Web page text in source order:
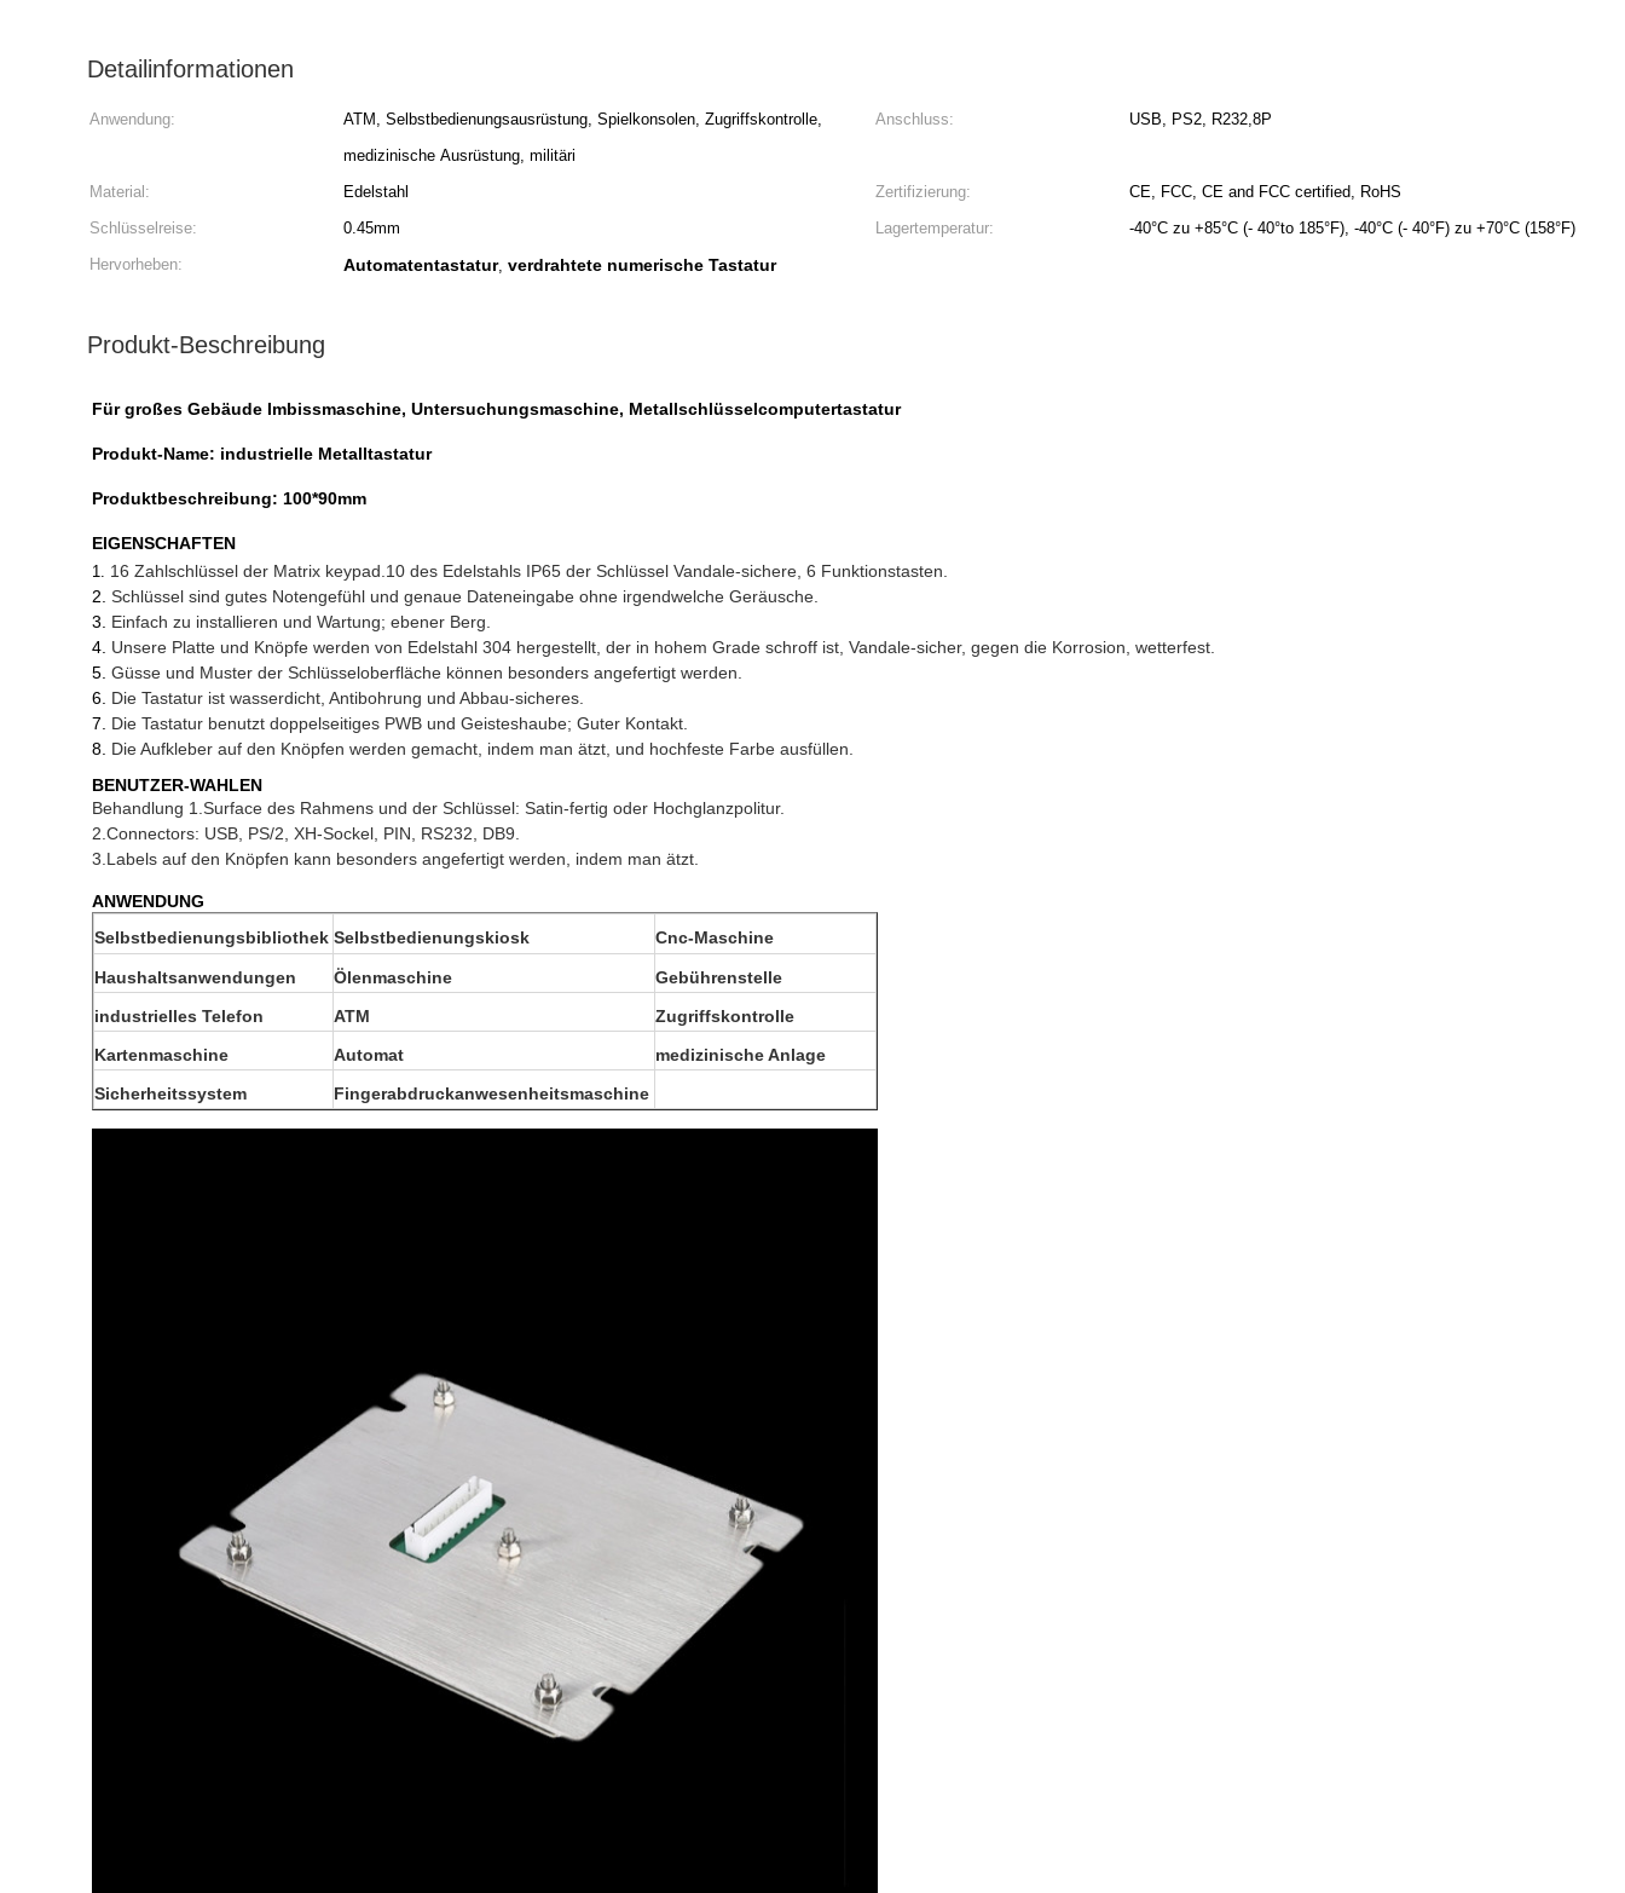
Detailinformationen
Anwendung:
ATM, Selbstbedienungsausrüstung, Spielkonsolen, Zugriffskontrolle,
medizinische Ausrüstung, militäri
Anschluss: USB, PS2, R232,8P
Material: Edelstahl Zertifizierung:
CE, FCC, CE and FCC certified, RoHS
Schlüsselreise:
0.45mm Lagertemperatur:
-40°C zu +85°C (- 40°to 185°F), -40°C (- 40°F) zu +70°C (158°F)
Hervorheben:
Automatentastatur, verdrahtete numerische Tastatur
Produkt-Beschreibung
Für großes Gebäude Imbissmaschine, Untersuchungsmaschine, Metallschlüsselcomputertastatur
Produkt-Name: industrielle Metalltastatur
Produktbeschreibung: 100*90mm
EIGENSCHAFTEN
1. 16 Zahlschlüssel der Matrix keypad.10 des Edelstahls IP65 der Schlüssel Vandale-sichere, 6 Funktionstasten.
2. Schlüssel sind gutes Notengefühl und genaue Dateneingabe ohne irgendwelche Geräusche.
3. Einfach zu installieren und Wartung; ebener Berg.
4. Unsere Platte und Knöpfe werden von Edelstahl 304 hergestellt, der in hohem Grade schroff ist, Vandale-sicher, gegen die Korrosion, wetterfest.
5. Güsse und Muster der Schlüsseloberfläche können besonders angefertigt werden.
6. Die Tastatur ist wasserdicht, Antibohrung und Abbau-sicheres.
7. Die Tastatur benutzt doppelseitiges PWB und Geisteshaube; Guter Kontakt.
8. Die Aufkleber auf den Knöpfen werden gemacht, indem man ätzt, und hochfeste Farbe ausfüllen.
BENUTZER-WAHLEN
Behandlung 1.Surface des Rahmens und der Schlüssel: Satin-fertig oder Hochglanzpolitur.
2.Connectors: USB, PS/2, XH-Sockel, PIN, RS232, DB9.
3.Labels auf den Knöpfen kann besonders angefertigt werden, indem man ätzt.
ANWENDUNG
Selbstbedienungsbibliothek Selbstbedienungskiosk Cnc-Maschine
Haushaltsanwendungen Ölenmaschine
Gebührenstelle
industrielles Telefon
ATM
Zugriffskontrolle
Kartenmaschine
Automat
medizinische Anlage
Sicherheitssystem
Fingerabdruckanwesenheitsmaschine